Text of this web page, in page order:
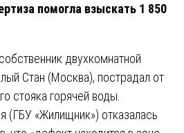
помогла взыскать 1 850
двухкомнатной
Стан (Москва), пострадал от
стояка горячей воды.
(ГБУ «Жилищник») отказалась